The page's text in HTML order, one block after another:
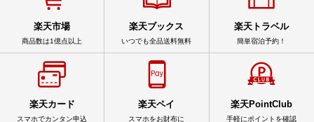
楽天市場
商品数は1億点以上
楽天ブックス
いつでも全品送料無料
楽天トラベル
簡単宿泊予約！
楽天カード
スマホでカンタン申込
楽天ペイ
スマホをお財布に
楽天PointClub
手軽にポイントを確認